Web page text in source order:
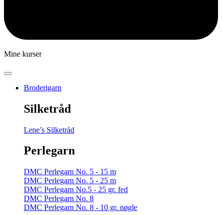
Mine kurser
Broderigarn
Silketråd
Lene’s Silketråd
Perlegarn
DMC Perlegarn No. 5 - 15 m
DMC Perlegarn No. 5 - 25 m
DMC Perlegarn No.5 - 25 gr. fed
DMC Perlegarn No. 8
DMC Perlegarn No. 8 - 10 gr. nøgle